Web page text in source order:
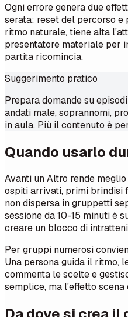
Ogni errore genera due
serata: reset del percorso e
ritmo naturale, tiene alta
presentatore materiale per
partita ricomincia.
Suggerimento pratico
Prepara domande su
andati male, soprannomi,
in aula. Più il contenuto è
Quando usarlo
Avanti un Altro rende
ospiti arrivati, primi brindisi
non dispersa in gruppetti
sessione da 10-15 minuti è
creare un blocco di
Per gruppi numerosi
Una persona guida il ritmo,
commenta le scelte e
semplice, ma l'effetto scena